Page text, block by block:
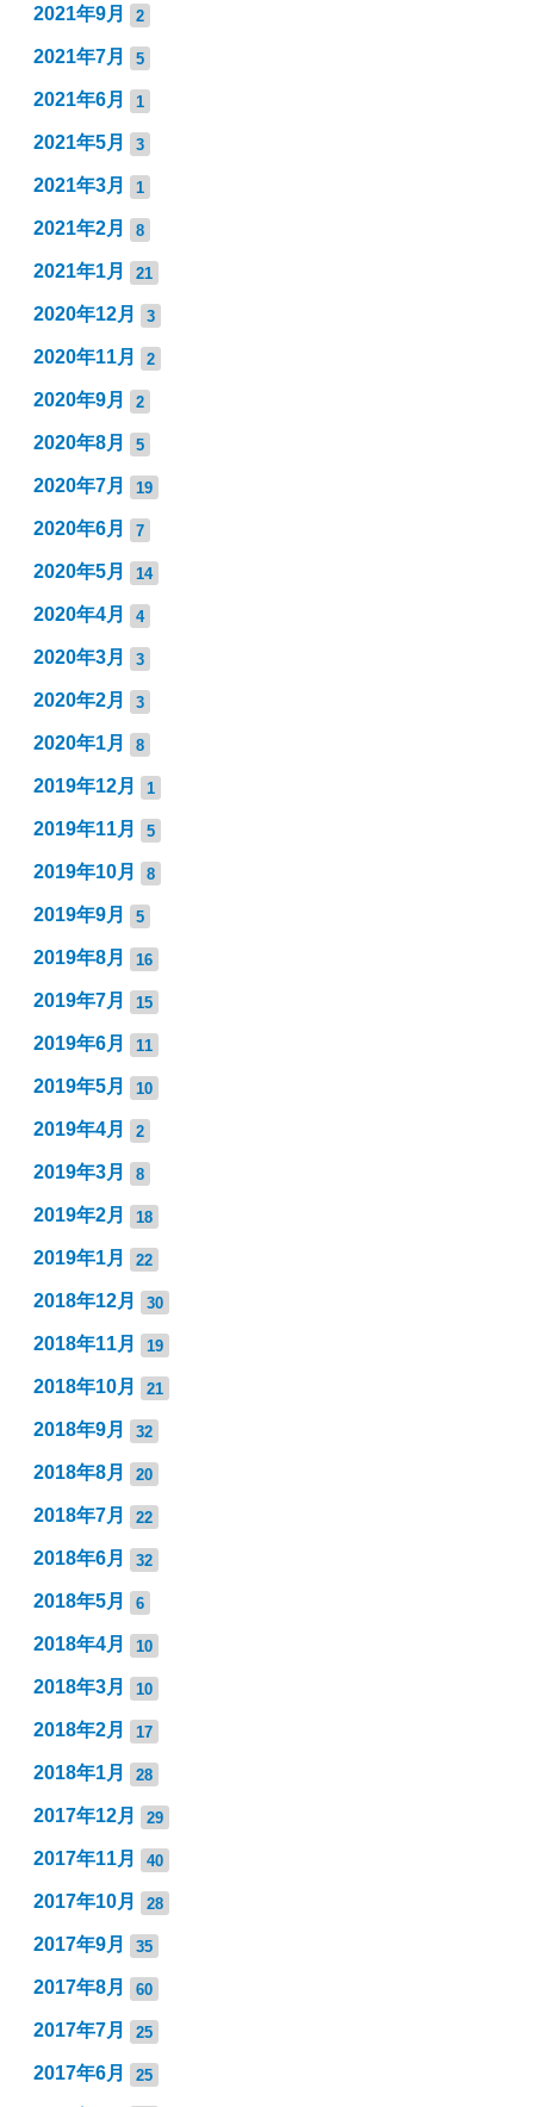
2021年9月 2
2021年7月 5
2021年6月 1
2021年5月 3
2021年3月 1
2021年2月 8
2021年1月 21
2020年12月 3
2020年11月 2
2020年9月 2
2020年8月 5
2020年7月 19
2020年6月 7
2020年5月 14
2020年4月 4
2020年3月 3
2020年2月 3
2020年1月 8
2019年12月 1
2019年11月 5
2019年10月 8
2019年9月 5
2019年8月 16
2019年7月 15
2019年6月 11
2019年5月 10
2019年4月 2
2019年3月 8
2019年2月 18
2019年1月 22
2018年12月 30
2018年11月 19
2018年10月 21
2018年9月 32
2018年8月 20
2018年7月 22
2018年6月 32
2018年5月 6
2018年4月 10
2018年3月 10
2018年2月 17
2018年1月 28
2017年12月 29
2017年11月 40
2017年10月 28
2017年9月 35
2017年8月 60
2017年7月 25
2017年6月 25